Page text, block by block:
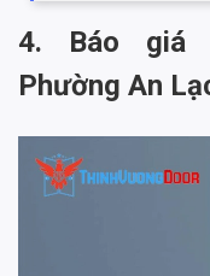
4. Báo giá
Phường An